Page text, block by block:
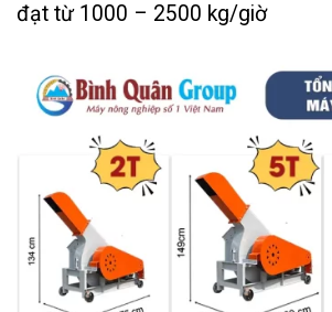
đạt từ 1000 – 2500 kg/giờ